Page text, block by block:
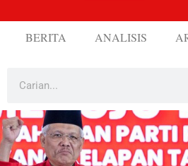
BERITA ANALISIS